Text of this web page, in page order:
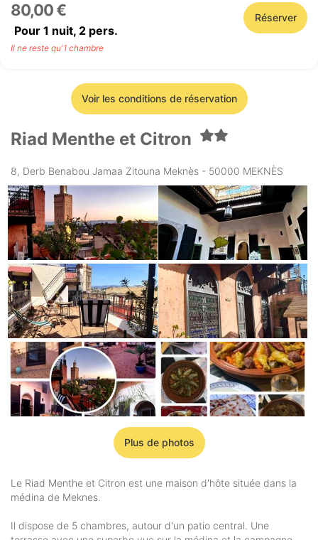
80,00 €
Pour 1 nuit, 2 pers.
Réserver
Il ne reste qu'1 chambre
Voir les conditions de réservation
Riad Menthe et Citron
8, Derb Benabou Jamaa Zitouna Meknès - 50000 MEKNÈS
Plus de photos
Le Riad Menthe et Citron est une maison d'hôte située dans la
médina de Meknes.
Il dispose de 5 chambres, autour d'un patio central. Une